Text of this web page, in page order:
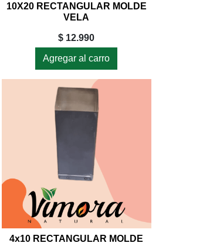
10X20 RECTANGULAR MOLDE
VELA
$ 12.990
Agregar al carro
4x10 RECTANGULAR MOLDE